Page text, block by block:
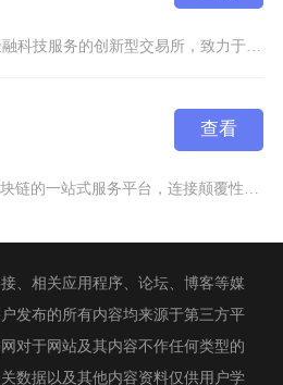
Topcredit Int是一家专注于金融科技服务的创新型交易所，致力于通过数字资产交易和
查看
、相关应用程序、论坛、博客等媒
发布的所有内容均来源于第三方平
对于网站及其内容不作任何类型的
数据以及其他内容资料仅供用户学